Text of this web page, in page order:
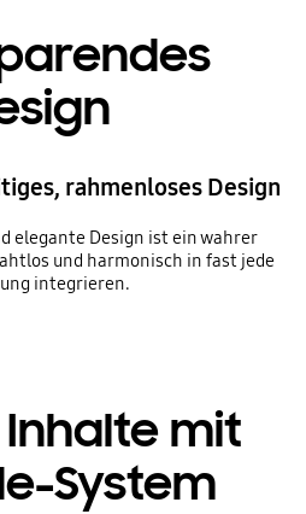
rahmenloses Design
elegante Design ist ein wahrer
und harmonisch in fast jede
integrieren.
mit
System